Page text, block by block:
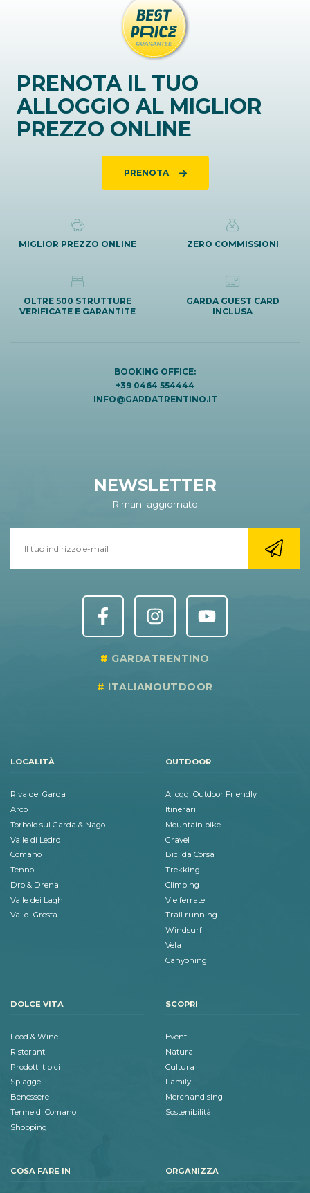
PRENOTA IL TUO
ALLOGGIO AL MIGLIOR
PREZZO ONLINE
PRENOTA
MIGLIOR PREZZO ONLINE ZERO COMMISSIONI
OLTRE 500 STRUTTURE
VERIFICATE E GARANTITE
GARDA GUEST CARD
INCLUSA
BOOKING OFFICE:
+39 0464 554444
INFO@GARDATRENTINO.IT
NEWSLETTER
Rimani aggiornato
GARDATRENTINO
ITALIANOUTDOOR
LOCALITÀ
Riva del Garda
Arco
Torbole sul Garda & Nago
Valle di Ledro
Comano
Tenno
Dro & Drena
Valle dei Laghi
Val di Gresta
OUTDOOR
Alloggi Outdoor Friendly
Itinerari
Mountain bike
Gravel
Bici da Corsa
Trekking
Climbing
Vie ferrate
Trail running
Windsurf
Vela
Canyoning
DOLCE VITA
Food & Wine
Ristoranti
Prodotti tipici
Spiagge
Benessere
Terme di Comano
Shopping
SCOPRI
Eventi
Natura
Cultura
Family
Merchandising
Sostenibilità
COSA FARE IN ORGANIZZA